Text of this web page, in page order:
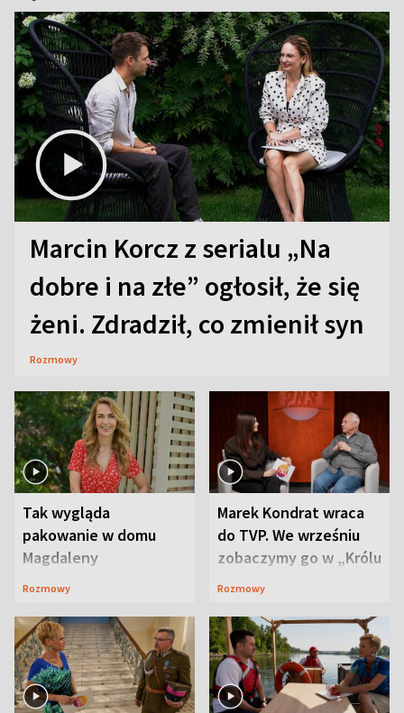
Marcin Korcz z serialu „Na
dobre i na złe” ogłosił, że się
żeni. Zdradził, co zmienił syn
Rozmowy
Tak wygląda
pakowanie w domu
Magdaleny
Waligórskiej-Lisieckiej.
Rozmowy
Marek Kondrat wraca
do TVP. We wrześniu
zobaczymy go w „Królu
Maciusiu I”
Rozmowy